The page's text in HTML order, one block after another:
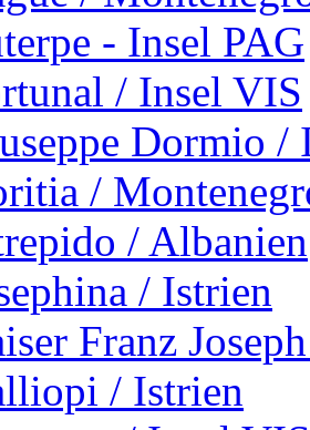
- Insel PAG
/ Insel VIS
Dormio /
/
/ Albanien
/ Istrien
Franz
/ Istrien